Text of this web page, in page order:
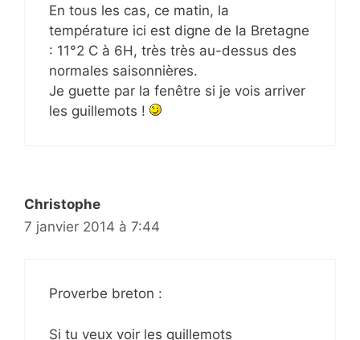
En tous les cas, ce matin, la
température ici est digne de la Bretagne
: 11°2 C à 6H, très très au-dessus des
normales saisonnières.
Je guette par la fenêtre si je vois arriver
les guillemots !
Christophe
7 janvier 2014 à 7:44
Proverbe breton :
Si tu veux voir les guillemots